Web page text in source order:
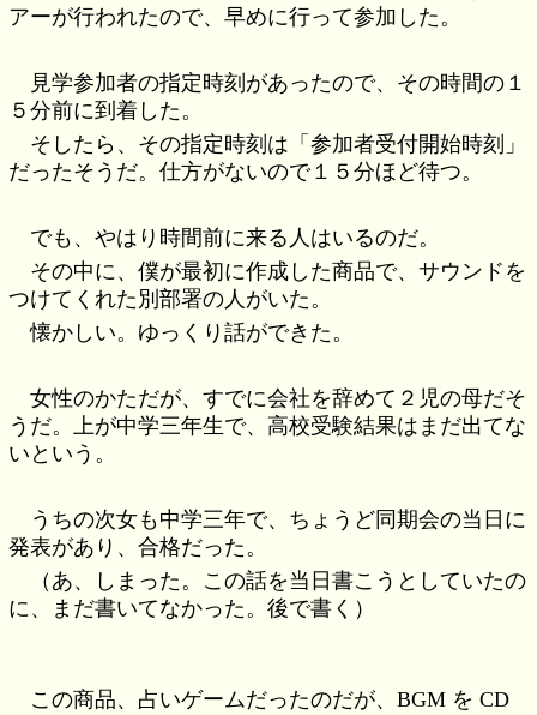
アーが行われたので、早めに行って参加した。
見学参加者の指定時刻があったので、その時間の１
５分前に到着した。
そしたら、その指定時刻は「参加者受付開始時刻」
だったそうだ。仕方がないので１５分ほど待つ。
でも、やはり時間前に来る人はいるのだ。
その中に、僕が最初に作成した商品で、サウンドを
つけてくれた別部署の人がいた。
懐かしい。ゆっくり話ができた。
女性のかただが、すでに会社を辞めて２児の母だそ
うだ。上が中学三年生で、高校受験結果はまだ出てな
いという。
うちの次女も中学三年で、ちょうど同期会の当日に
発表があり、合格だった。
（あ、しまった。この話を当日書こうとしていたの
に、まだ書いてなかった。後で書く）
この商品、占いゲームだったのだが、BGM を CD